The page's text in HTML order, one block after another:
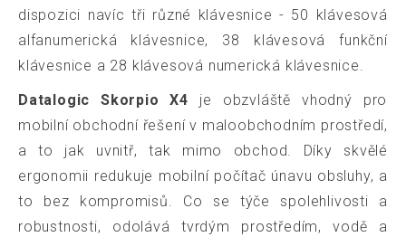
dispozici navíc tři různé klávesnice - 50 klávesová
alfanumerická klávesnice, 38 klávesová funkční
klávesnice a 28 klávesová numerická klávesnice.
Datalogic Skorpio X4 je obzvláště vhodný pro
mobilní obchodní řešení v maloobchodním prostředí,
a to jak uvnitř, tak mimo obchod. Díky skvělé
ergonomii redukuje mobilní počítač únavu obsluhy, a
to bez kompromisů. Co se týče spolehlivosti a
robustnosti, odolává tvrdým prostředím, vodě a